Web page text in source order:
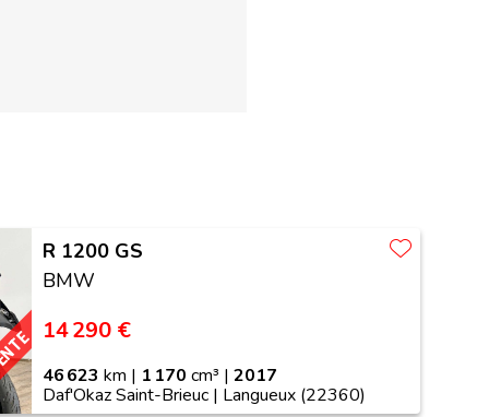
R 1200 GS
BMW
14 290 €
46 623 km | 1 170 cm³ | 2017
Daf'Okaz Saint-Brieuc | Langueux (22360)